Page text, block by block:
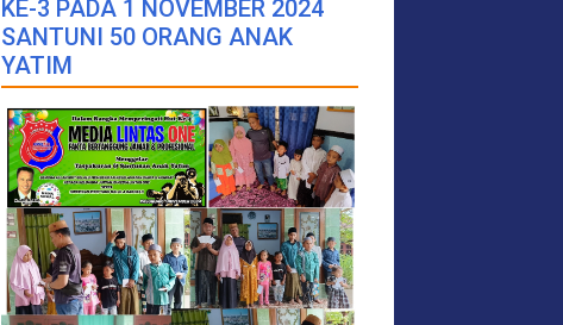
KE-3 PADA 1 NOVEMBER 2024
SANTUNI 50 ORANG ANAK
YATIM